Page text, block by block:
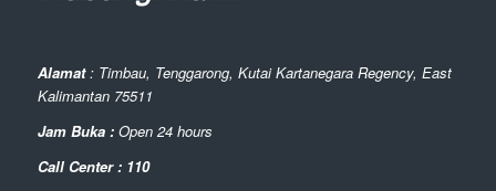
Alamat: Timbau, Tenggarong, Kutai Kartanegara Regency, East
Kalimantan 75511
Jam Buka : Open 24 hours
Call Center : 110